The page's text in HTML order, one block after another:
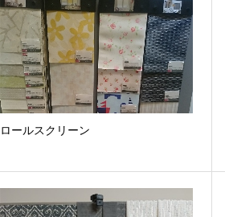
ロールスクリーン